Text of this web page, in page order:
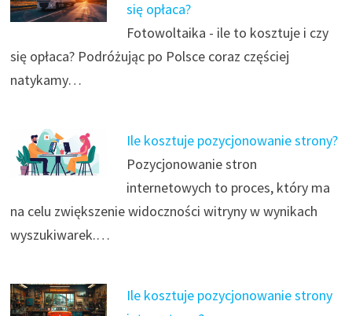
się opłaca?
Fotowoltaika - ile to kosztuje i czy
się opłaca? Podróżując po Polsce coraz częściej
natykamy…
Ile kosztuje pozycjonowanie strony?
Pozycjonowanie stron
internetowych to proces, który ma
na celu zwiększenie widoczności witryny w wynikach
wyszukiwarek.…
Ile kosztuje pozycjonowanie strony